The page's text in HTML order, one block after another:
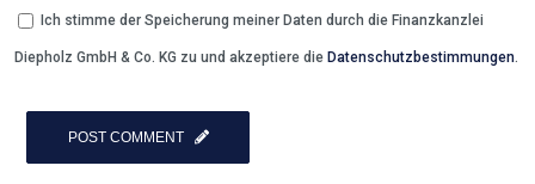
Ich stimme der Speicherung meiner Daten durch die Finanzkanzlei
Diepholz GmbH & Co. KG zu und akzeptiere dieDatenschutzbestimmungen.